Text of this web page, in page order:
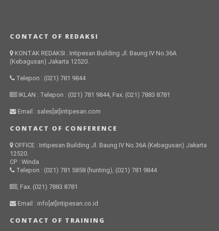
CONTACT OF REDAKSI
KONTAK REDAKSI : Intipesan Building Jl. Baung IV No.36A
(Kebagusan) Jakarta 12520.
Telepon : (021) 781 9844
IKLAN : Telepon : (021) 781 9844, Fax. (021) 7883 8781
Email : sales[at]intipesan.com
CONTACT OF CONFERENCE
OFFICE : Intipesan Building Jl. Baung IV No.36A (Kebagusan) Jakarta
12520.
CP : Winda
Telepon : (021) 781 5858 (hunting), (021) 781 9844
, Fax. (021) 7883 8781
Email : info[at]intipesan.co.id
CONTACT OF TRAINING